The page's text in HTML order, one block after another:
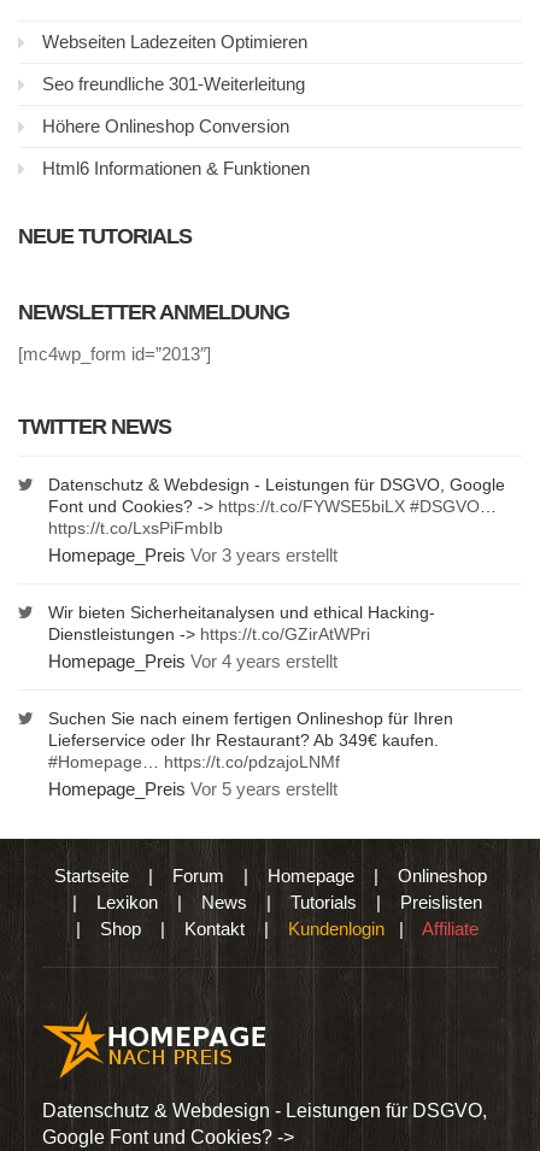
Webseiten Ladezeiten Optimieren
Seo freundliche 301-Weiterleitung
Höhere Onlineshop Conversion
Html6 Informationen & Funktionen
NEUE TUTORIALS
NEWSLETTER ANMELDUNG
[mc4wp_form id=”2013″]
TWITTER NEWS
Datenschutz & Webdesign - Leistungen für DSGVO, Google
Font und Cookies? -> https://t.co/FYWSE5biLX #DSGVO
https://t.co/LxsPiFmbIb
Homepage_Preis Vor 3 years erstellt
Wir bieten Sicherheitanalysen und ethical Hacking-
Dienstleistungen -> https://t.co/GZirAtWPri
Homepage_Preis Vor 4 years erstellt
Suchen Sie nach einem fertigen Onlineshop für Ihren
Lieferservice oder Ihr Restaurant? Ab 349€ kaufen.
#Homepage
https://t.co/pdzajoLNMf
Homepage_Preis Vor 5 years erstellt
Startseite| Forum | Homepage| Onlineshop
| Lexikon | News |Tutorials | Preislisten
| Shop | Kontakt | Kundenlogin | Affiliate
Datenschutz & Webdesign - Leistungen für DSGVO,
Google Font und Cookies? ->